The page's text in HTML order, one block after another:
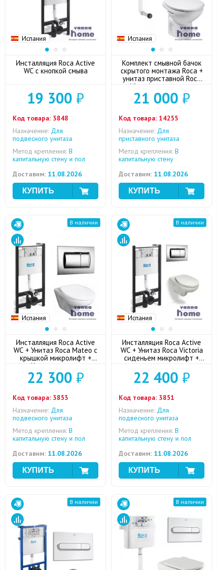
Испания
Инсталляция Roca Active
WC с кнопкой смыва
19 300 ₽
Код товара: 3848
Назначение: Для
подвесного унитаза
Метод крепления: В
капитальную стену и пол
Доставим: 11.08.2026
Испания
Комплект смывной бачок
скрытого монтажа Roca +
унитаз приставной Roca
Victoria с сиденьем
микролифт + кнопка смыва
(хром)
21 000 ₽
Код товара: 14255
Назначение: Для
приставного унитаза
Метод крепления: В
капитальную стену
Доставим: 11.08.2026
Испания
В наличии
Инсталляция Roca Active
WC + Унитаз Roca Mateo с
крышкой микролифт +
Клавиша смыва
22 300 ₽
Код товара: 3853
Назначение: Для
подвесного унитаза
Метод крепления: В
капитальную стену и пол
Доставим: 11.08.2026
Испания
В наличии
Инсталляция Roca Active
WC + Унитаз Roca Victoria
сиденьем микролифт +
22 400 ₽
Код товара: 3851
Назначение: Для
подвесного унитаза
Метод крепления: В
капитальную стену и пол
Доставим: 11.08.2026
В наличии В наличии